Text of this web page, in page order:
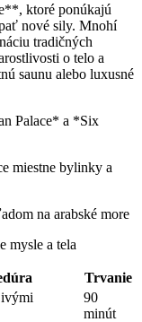
ktoré ponúkajú
nové sily. Mnohí
tradičných
o telo a
saunu alebo luxusné
Palace* a *Six
miestne bylinky a
na arabské more
mysle a tela
Trvanie
90
minút